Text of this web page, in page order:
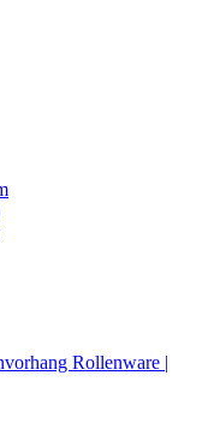
Rollenware |